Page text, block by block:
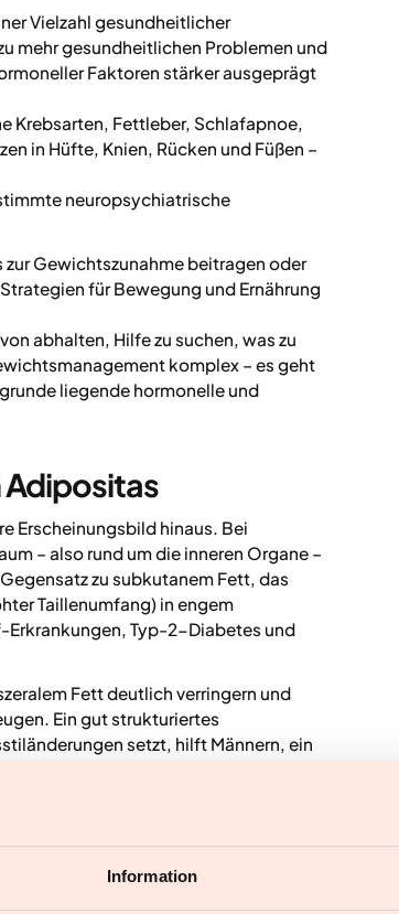
Information
Vielzahl gesundheitlicher
mehr gesundheitlichen Problemen und
Faktoren stärker ausgeprägt
Krebsarten, Fettleber, Schlafapnoe,
in Hüfte, Knien, Rücken und Füßen –
neuropsychiatrische
Gewichtszunahme beitragen oder
für Bewegung und Ernährung
abhalten, Hilfe zu suchen, was zu
komplex – es geht
liegende hormonelle und
Adipositas
Erscheinungsbild hinaus. Bei
– also rund um die inneren Organe –
zu subkutanem Fett, das
Taillenumfang) in engem
Erkrankungen, Typ-2-Diabetes und
Fett deutlich verringern und
Ein gut strukturiertes
setzt, hilft Männern, ein
starke Motivation sein, um positive
zu machen.
von